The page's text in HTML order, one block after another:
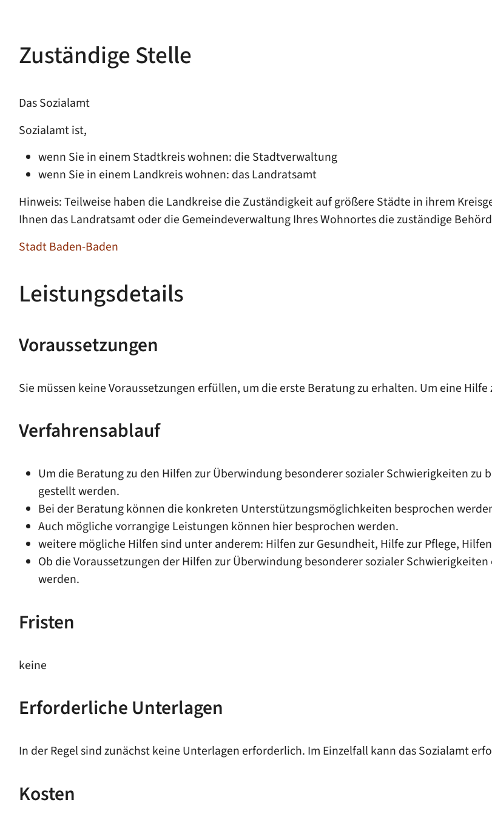
Zuständige Stelle
Das Sozialamt
Sozialamt ist,
wenn Sie in einem Stadtkreis wohnen: die Stadtverwaltung
wenn Sie in einem Landkreis wohnen: das Landratsamt
Hinweis: Teilweise haben die Landkreise die Zuständigkeit auf größere Städte in ihrem
Ihnen das Landratsamt oder die Gemeindeverwaltung Ihres Wohnortes die zuständige
Stadt Baden-Baden
Leistungsdetails
Voraussetzungen
Sie müssen keine Voraussetzungen erfüllen, um die erste Beratung zu erhalten. Um eine
Verfahrensablauf
Um die Beratung zu den Hilfen zur Überwindung besonderer sozialer Schwierigkeiten
gestellt werden.
Bei der Beratung können die konkreten Unterstützungsmöglichkeiten besprochen
Auch mögliche vorrangige Leistungen können hier besprochen werden.
weitere mögliche Hilfen sind unter anderem: Hilfen zur Gesundheit, Hilfe zur Pflege,
Ob die Voraussetzungen der Hilfen zur Überwindung besonderer sozialer
werden.
Fristen
keine
Erforderliche Unterlagen
In der Regel sind zunächst keine Unterlagen erforderlich. Im Einzelfall kann das Sozialamt
Kosten